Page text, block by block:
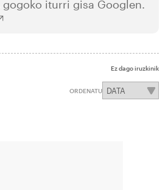
gogoko iturri gisa Googlen.
Ez dago iruzkinik
ORDENATU